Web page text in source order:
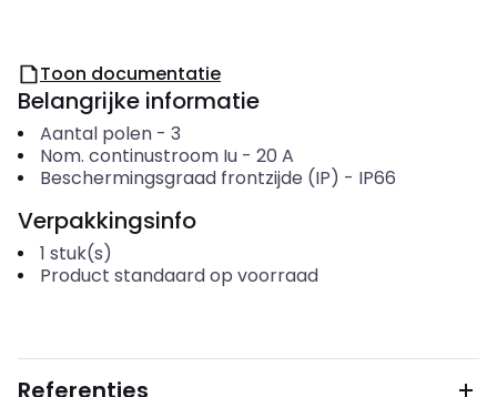
Toon documentatie
Belangrijke informatie
Aantal polen- 3
Nom. continustroom Iu- 20 A
Beschermingsgraad frontzijde (IP) - IP66
Verpakkingsinfo
1 stuk(s)
Product standaard op voorraad
Referenties